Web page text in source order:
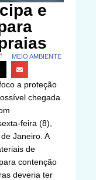
e
MEIO AMBIENTE
a proteção
chegada
feira (8),
Janeiro. A
de
contenção
deveria ter